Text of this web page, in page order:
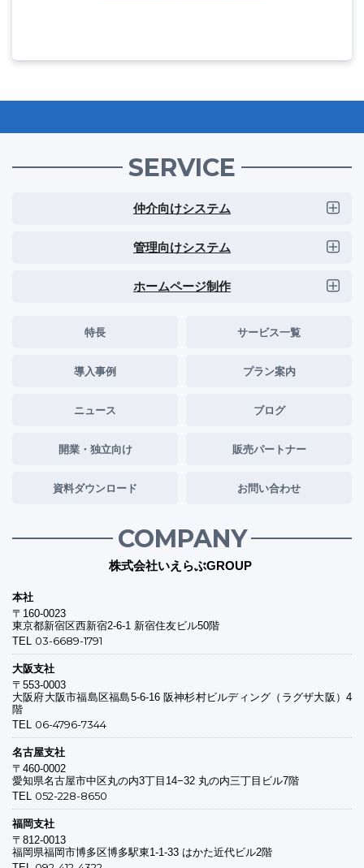
SERVICE
仲介向けシステム
管理向けシステム
ホームページ制作
特長 サービス一覧
導入事例 プラン案内
ニュース ブログ
開業・独立向け 販売パートナー
資料ダウンロード お問い合わせ
COMPANY
株式会社いえらぶGROUP
本社
〒160-0023
東京都新宿区西新宿2-6-1 新宿住友ビル50階
TEL 03-6689-1791
大阪支社
〒553-0003
大阪府大阪市福島区福島5-6-16 阪神杉村ビルディング（ラグザ大阪）4
階
TEL 06-4796-7344
名古屋支社
〒460-0002
愛知県名古屋市中区丸の内3丁目14−32 丸の内三丁目ビル7階
TEL 052-228-8650
福岡支社
〒812-0013
福岡県福岡市博多区博多駅東1-1-33 はかた近代ビル2階